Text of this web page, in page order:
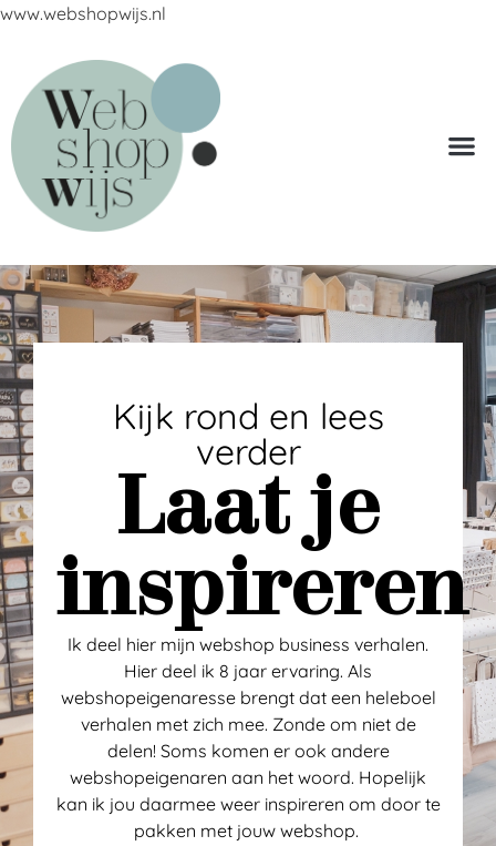
www.webshopwijs.nl
Kijk rond en lees
verder
Laat je
inspireren
Ik deel hier mijn webshop business verhalen.
Hier deel ik 8 jaar ervaring. Als
webshopeigenaresse brengt dat een heleboel
verhalen met zich mee. Zonde om niet de
delen! Soms komen er ook andere
webshopeigenaren aan het woord. Hopelijk
kan ik jou daarmee weer inspireren om door te
pakken met jouw webshop.